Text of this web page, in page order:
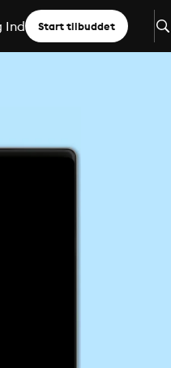
Ind Start tilbuddet